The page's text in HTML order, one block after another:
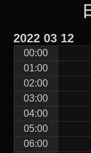
2022 03 12
00:00
01:00
02:00
03:00
04:00
05:00
06:00